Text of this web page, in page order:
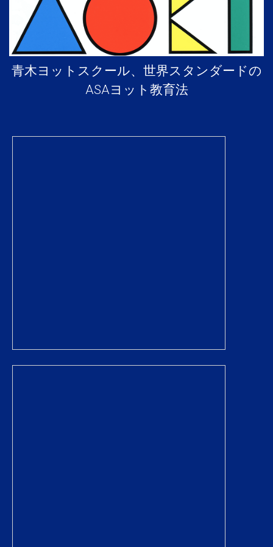
青木ヨットスクール、世界スタンダードの
ASAヨット教育法